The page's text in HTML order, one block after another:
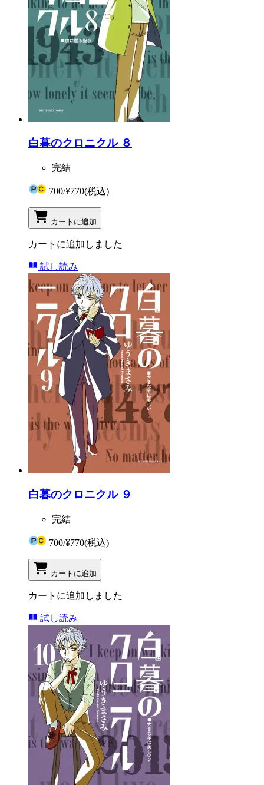
白暮のクロニクル ８
完結
700/¥770(税込)
カートに追加
カートに追加しました
試し読み
白暮のクロニクル ９
完結
700/¥770(税込)
カートに追加
カートに追加しました
試し読み